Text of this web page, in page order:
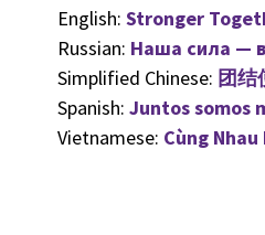
English: Stronger
Russian: Наша сила — в
Simplified Chinese: 团结
Spanish: Juntos somos
Vietnamese: Cùng Nhau